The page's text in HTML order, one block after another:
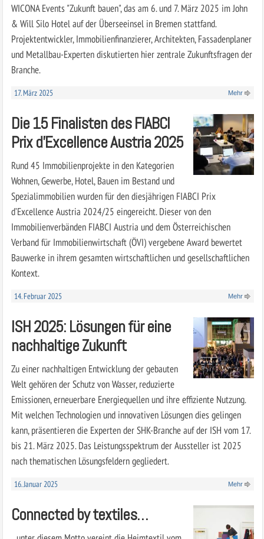
WICONA Events "Zukunft bauen", das am 6. und 7. März 2025 im John
& Will Silo Hotel auf der Überseeinsel in Bremen stattfand.
Projektentwickler, Immobilienfinanzierer, Architekten, Fassadenplaner
und Metallbau-Experten diskutierten hier zentrale Zukunftsfragen der
Branche.
17. März 2025 Mehr
Die 15 Finalisten des FIABCI
Prix d’Excellence Austria 2025
Rund 45 Immobilienprojekte in den Kategorien
Wohnen, Gewerbe, Hotel, Bauen im Bestand und
Spezialimmobilien wurden für den diesjährigen FIABCI Prix
d’Excellence Austria 2024/25 eingereicht. Dieser von den
Immobilienverbänden FIABCI Austria und dem Österreichischen
Verband für Immobilienwirtschaft (ÖVI) vergebene Award bewertet
Bauwerke in ihrem gesamten wirtschaftlichen und gesellschaftlichen
Kontext.
14. Februar 2025 Mehr
ISH 2025: Lösungen für eine
nachhaltige Zukunft
Zu einer nachhaltigen Entwicklung der gebauten
Welt gehören der Schutz von Wasser, reduzierte
Emissionen, erneuerbare Energiequellen und ihre effiziente Nutzung.
Mit welchen Technologien und innovativen Lösungen dies gelingen
kann, präsentieren die Experten der SHK-Branche auf der ISH vom 17.
bis 21. März 2025. Das Leistungsspektrum der Aussteller ist 2025
nach thematischen Lösungsfeldern gegliedert.
16. Januar 2025 Mehr
Connected by textiles…